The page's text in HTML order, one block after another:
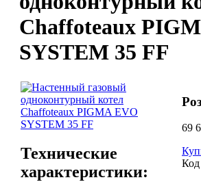
Chaffoteaux
SYSTEM 35 FF
Технические
характеристики:
69
Код